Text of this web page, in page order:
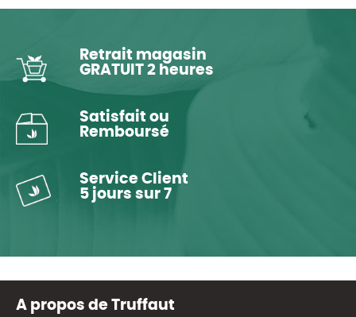
Retrait magasin
GRATUIT 2 heures
Satisfait ou
Remboursé
Service Client
5 jours sur 7
A propos de Truffaut